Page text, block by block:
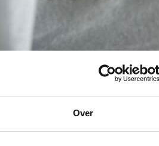
Over